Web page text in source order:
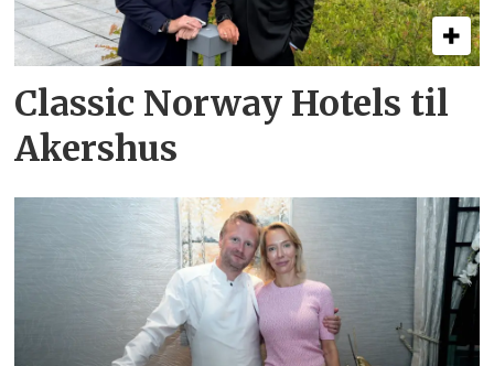
Classic Norway Hotels til
Akershus